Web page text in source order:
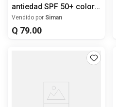
antiedad SPF 50+ color
Bronze
Vendido por Siman
Q 79.00